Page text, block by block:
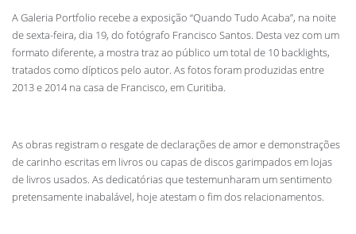
A Galeria Portfolio recebe a exposição “Quando Tudo Acaba”, na noite
de sexta-feira, dia 19, do fotógrafo Francisco Santos. Desta vez com um
formato diferente, a mostra traz ao público um total de 10 backlights,
tratados como dípticos pelo autor. As fotos foram produzidas entre
2013 e 2014 na casa de Francisco, em Curitiba.
As obras registram o resgate de declarações de amor e demonstrações
de carinho escritas em livros ou capas de discos garimpados em lojas
de livros usados. As dedicatórias que testemunharam um sentimento
pretensamente inabalável, hoje atestam o fim dos relacionamentos.